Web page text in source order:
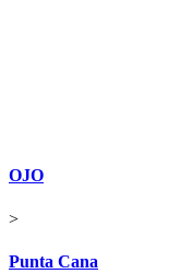
OJO
>
Punta Cana